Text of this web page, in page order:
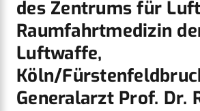
des Zentrums für
Raumfahrtmedizin
Luftwaffe,
Köln/
Generalarzt Prof. Dr.